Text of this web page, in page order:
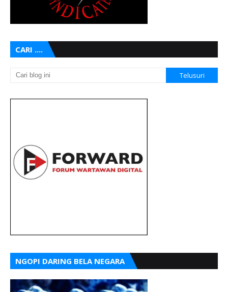
CARI ....
NGOPI DARING BELA NEGARA